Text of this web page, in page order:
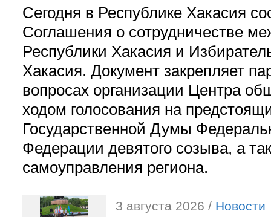
Сегодня в Республике Хакасия
Соглашения о сотрудничестве
Республики Хакасия и
Хакасия. Документ закрепляет
вопросах организации Центра
ходом голосования на
Государственной Думы
Федерации девятого созыва, а
самоуправления региона.
3 августа 2026 / Новости